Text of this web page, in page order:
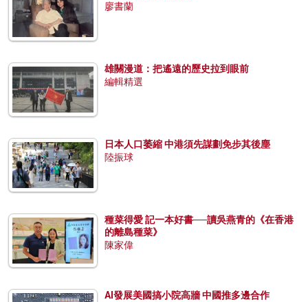
廖書蘭
雄關漫道：把遙遠的歷史拉到眼前
編輯精選
日本人口萎縮 中港須先謀劃免步其後塵
陸振球
種菜得愛 記一本好書──讀吳燕青的《在香港
的離島種菜》
陳家偉
AI發展美國搞小院高牆 中國推多邊合作